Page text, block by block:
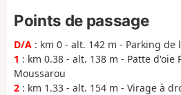
Points de passage
D/A : km 0 - alt. 142 m - Parking de
1 : km 0.38 - alt. 138 m - Patte d'oie
Moussarou
2 : km 1.33 - alt. 154 m - Virage à